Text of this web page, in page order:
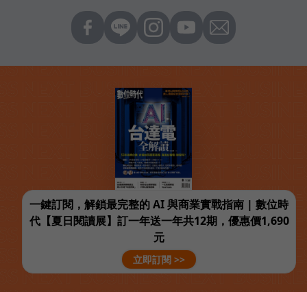
一鍵訂閱，解鎖最完整的 AI 與商業實戰指南 | 數位時
代【夏日閱讀展】訂一年送一年共12期，優惠價1,690
元
立即訂閱 >>